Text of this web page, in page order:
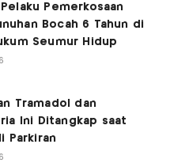
Pelaku Pemerkosaan
Bocah 6 Tahun di
Seumur Hidup
Tramadol dan
Ini Ditangkap saat
Parkiran